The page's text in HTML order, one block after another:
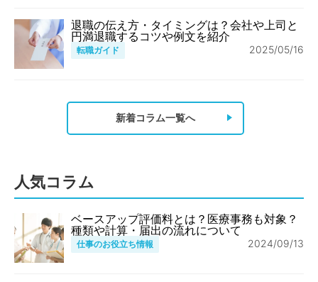
退職の伝え方・タイミングは？会社や上司と
円満退職するコツや例文を紹介
転職ガイド 2025/05/16
新着コラム一覧へ
人気コラム
ベースアップ評価料とは？医療事務も対象？
種類や計算・届出の流れについて
仕事のお役立ち情報 2024/09/13